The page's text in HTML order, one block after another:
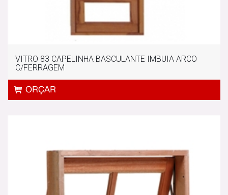
VITRO 83 CAPELINHA BASCULANTE IMBUIA ARCO
C/FERRAGEM